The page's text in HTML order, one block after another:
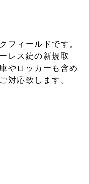
フィールドです。
レス錠の新規取
ロッカーも含め
対応致します。